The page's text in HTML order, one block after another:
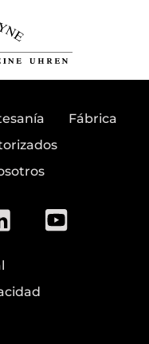
Fábrica